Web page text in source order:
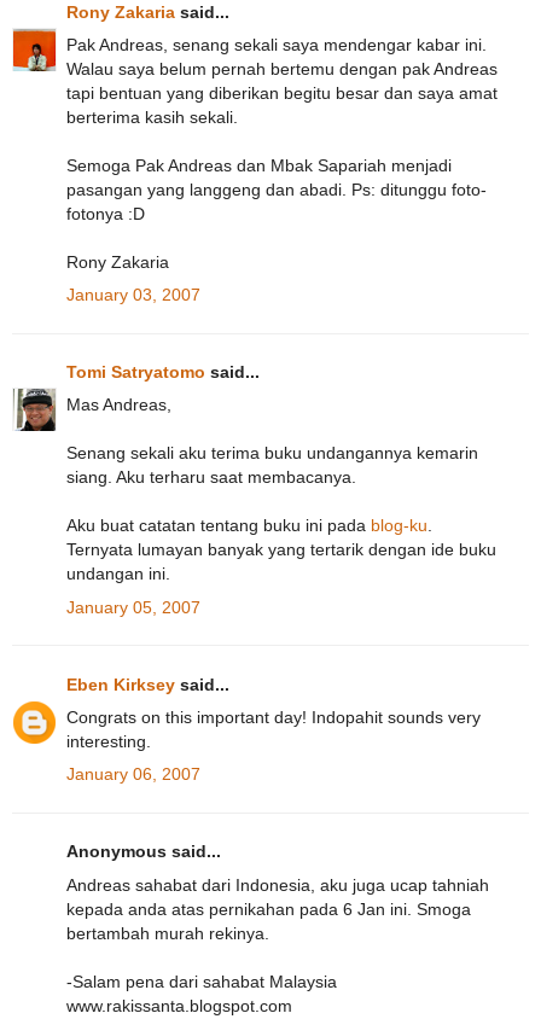
Rony Zakaria said...
Pak Andreas, senang sekali saya mendengar kabar ini.
Walau saya belum pernah bertemu dengan pak Andreas
tapi bentuan yang diberikan begitu besar dan saya amat
berterima kasih sekali.
Semoga Pak Andreas dan Mbak Sapariah menjadi
pasangan yang langgeng dan abadi. Ps: ditunggu foto-
fotonya :D
Rony Zakaria
January 03, 2007
Tomi Satryatomo said...
Mas Andreas,
Senang sekali aku terima buku undangannya kemarin
siang. Aku terharu saat membacanya.
Aku buat catatan tentang buku ini pada blog-ku.
Ternyata lumayan banyak yang tertarik dengan ide buku
undangan ini.
January 05, 2007
Eben Kirksey said...
Congrats on this important day! Indopahit sounds very
interesting.
January 06, 2007
Anonymous said...
Andreas sahabat dari Indonesia, aku juga ucap tahniah
kepada anda atas pernikahan pada 6 Jan ini. Smoga
bertambah murah rekinya.
-Salam pena dari sahabat Malaysia
www.rakissanta.blogspot.com